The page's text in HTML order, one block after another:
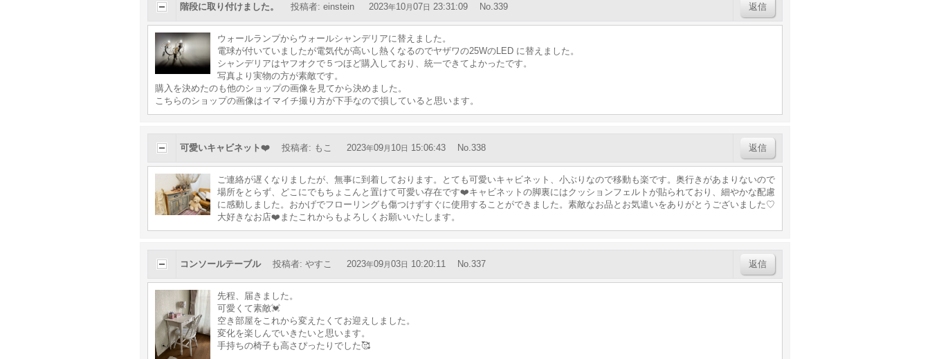
階段に取り付けました。 投稿者: einstein 2023年10月07日 23:31:09 No.339 返信
ウォールランプからウォールシャンデリアに替えました。
電球が付いていましたが電気代が高いし熱くなるのでヤザワの25WのLED に替えました。
シャンデリアはヤフオクで５つほど購入しており、統一できてよかったです。
写真より実物の方が素敵です。
購入を決めたのも他のショップの画像を見てから決めました。
こちらのショップの画像はイマイチ撮り方が下手なので損していると思います。
可愛いキャビネット❤️ 投稿者: もこ 2023年09月 10日 15:06:43 No.338 返信
ご連絡が遅くなりましたが、無事に到着しております。とても可愛いキャビネット、小ぶりなので移動も楽です。奥行きがあまりないので
場所をとらず、どこにでもちょこんと置けて可愛い存在です❤️キャビネットの脚裏にはクッションフェルトが貼られており、細やかな配慮
に感動しました。おかげでフローリングも傷つけずすぐに使用することができました。素敵なお品とお気遣いをありがとうございました♡
大好きなお店❤️またこれからもよろしくお願いいたします。
コンソールテーブル 投稿者: やすこ 2023年09月03日 10:20:11 No.337 返信
先程、届きました。
可愛くて素敵💓
空き部屋をこれから変えたくてお迎えしました。
変化を楽しんでいきたいと思います。
手持ちの椅子も高さぴったりでした🥰